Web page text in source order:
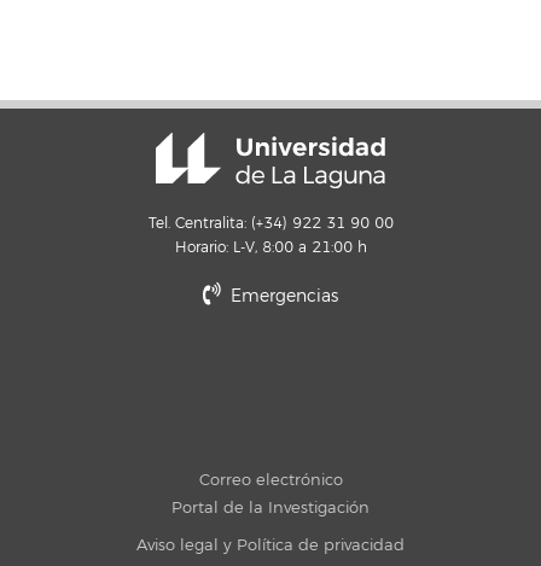
Tel. Centralita: (+34) 922 31 90 00
Horario: L-V, 8:00 a 21:00 h
Emergencias
Correo electrónico
Portal de la Investigación
Aviso legal y Política de privacidad